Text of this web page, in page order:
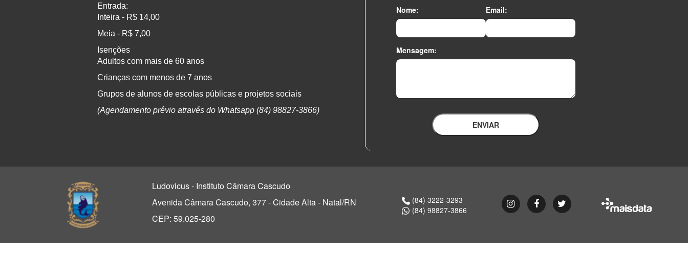
Entrada:
Inteira - R$ 14,00
Meia - R$ 7,00
Isenções
Adultos com mais de 60 anos
Crianças com menos de 7 anos
Grupos de alunos de escolas públicas e projetos sociais
(Agendamento prévio através do Whatsapp (84) 98827-3866)
Nome: Email:
Mensagem:
ENVIAR
Ludovicus - Instituto Câmara Cascudo
Avenida Câmara Cascudo, 377 - Cidade Alta - Natal/RN
CEP: 59.025-280
(84) 3222-3293
(84) 98827-3866
InstagramFacebookTwitter